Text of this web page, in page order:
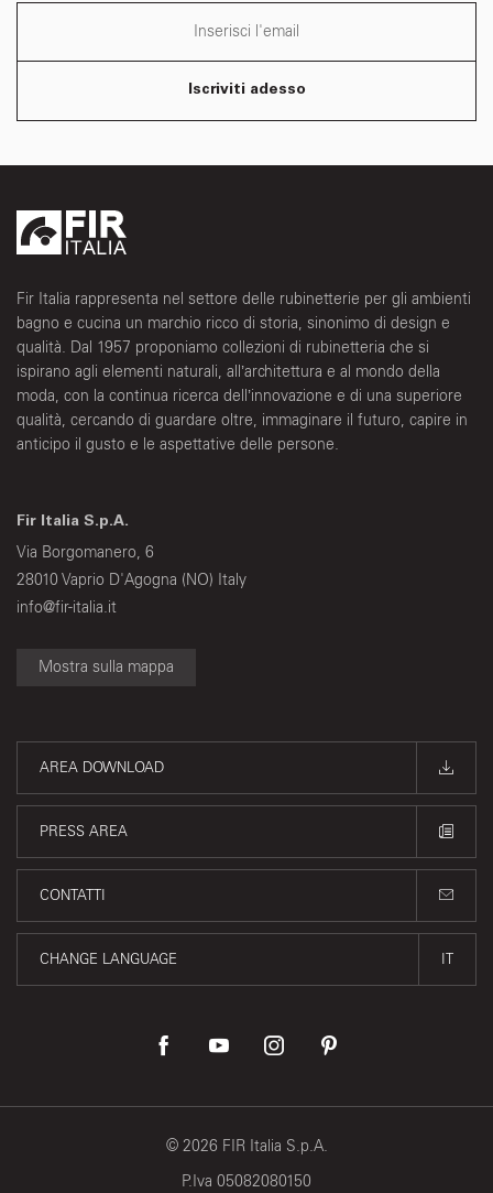
Iscriviti adesso
Fir Italia rappresenta nel settore delle rubinetterie per gli ambienti
bagno e cucina un marchio ricco di storia, sinonimo di design e
qualità. Dal 1957 proponiamo collezioni di rubinetteria che si
ispirano agli elementi naturali, all’architettura e al mondo della
moda, con la continua ricerca dell’innovazione e di una superiore
qualità, cercando di guardare oltre, immaginare il futuro, capire in
anticipo il gusto e le aspettative delle persone.
Fir Italia S.p.A.
Via Borgomanero, 6
28010 Vaprio D'Agogna (NO) Italy
info@fir-italia.it
Mostra sulla mappa
AREA DOWNLOAD
PRESS AREA
CONTATTI
CHANGE LANGUAGE IT
© 2026 FIR Italia S.p.A.
P.Iva 05082080150